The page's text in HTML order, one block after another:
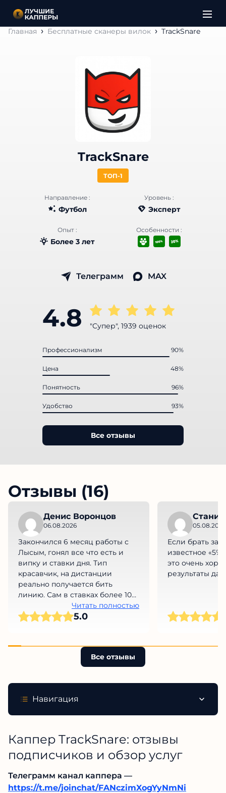
Главная Бесплатные сканеры вилок TrackSnare
TrackSnare
ТОП-1
Направление :
Футбол
Уровень :
Эксперт
Опыт :
Более 3 лет
Особенности :
Телеграмм MAX
4.8 "Супер", 1939 оценок
Профессионализм 90%
Цена 48%
Понятность 96%
Удобство 93%
Все отзывы
Отзывы (16)
Денис Воронцов
06.08.2026
Закончился 6 месяц работы с
Лысым, гонял все что есть и
випку и ставки дня. Тип
красавчик, на дистанции
реально получается бить
линию. Сам в ставках более 10
лет и знаю о чем говорю.
Читать полностью
5.0
05.08.2026
Если брать за
известное
это очень
результаты да,
Все отзывы
Навигация
Каппер TrackSnare: отзывы
подписчиков и обзор услуг
Телеграмм канал каппера —
https://t.me/joinchat/FANczimXogYyNmNi